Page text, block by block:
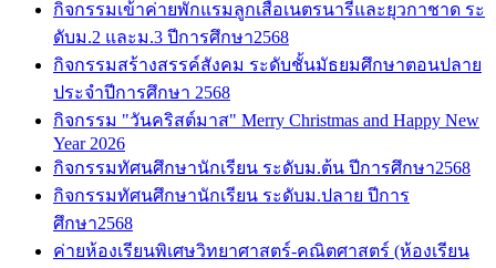
กิจกรรมเข้าค่ายพักแรมลูกเสือเนตรนารีและยุวกาชาด ระ
ดับม.2 และม.3 ปีการศึกษา2568
กิจกรรมสร้างสรรค์สังคม ระดับชั้นมัธยมศึกษาตอนปลาย
ประจำปีการศึกษา 2568
กิจกรรม "วันคริสต์มาส" Merry Christmas and Happy New
Year 2026
กิจกรรมทัศนศึกษานักเรียน ระดับม.ต้น ปีการศึกษา2568
กิจกรรมทัศนศึกษานักเรียน ระดับม.ปลาย ปีการ
ศึกษา2568
ค่ายห้องเรียนพิเศษวิทยาศาสตร์-คณิตศาสตร์ (ห้องเรียน